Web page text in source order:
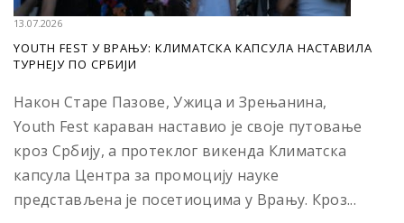
13.07.2026
YOUTH FEST У ВРАЊУ: КЛИМАТСКА КАПСУЛА НАСТАВИЛА
ТУРНЕЈУ ПО СРБИЈИ
Након Старе Пазове, Ужица и Зрењанина,
Youth Fest караван наставио је своје путовање
кроз Србију, а протеклог викенда Климатска
капсула Центра за промоцију науке
представљена је посетиоцима у Врању. Кроз...